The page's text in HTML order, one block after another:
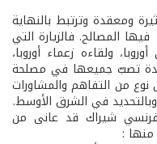
ومعقدة وترتبط بالنهاية
المصالح. فالزيارة التي
ولقاءه زعماء أوروبا،
تصبّ جميعها في مصلحة
من التفاهم والمشاورات
في الشرق الأوسط.
شيراك قد عانى من
منها :